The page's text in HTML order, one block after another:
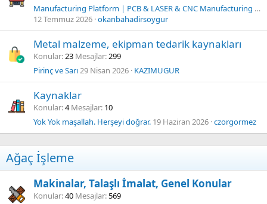
Manufacturing Platform | PCB & LASER & CNC Manufacturing Software
12 Temmuz 2026 okanbahadirsoygur
Metal malzeme, ekipman tedarik kaynakları
Konular 23 Mesajlar 299
Pirinç ve Sarı29 Nisan 2026 KAZIMUGUR
Kaynaklar
Konular 4 Mesajlar 10
Yok Yok maşallah. Herşeyi doğrar. 19 Haziran 2026 czorgormez
Ağaç İşleme
Makinalar, Talaşlı İmalat, Genel Konular
Konular 40 Mesajlar 569